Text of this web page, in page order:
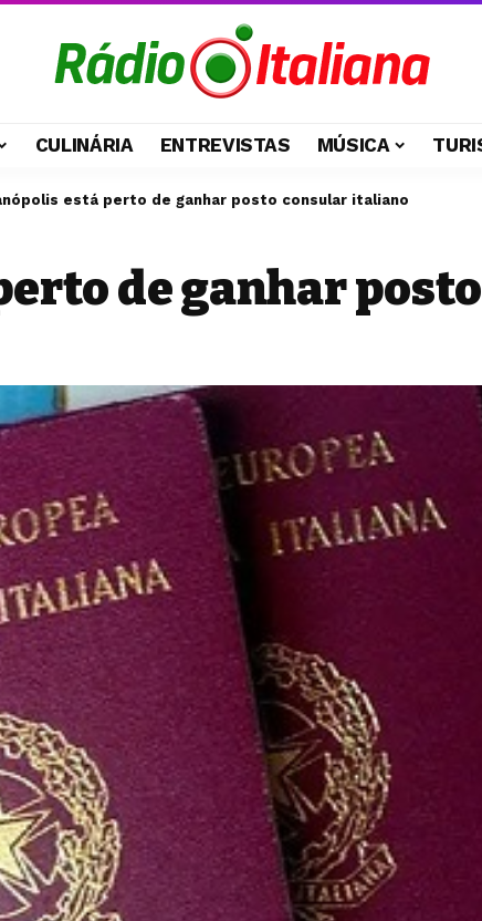
CULINÁRIA ENTREVISTAS MÚSICA
está perto de ganhar posto consular italiano
de ganhar